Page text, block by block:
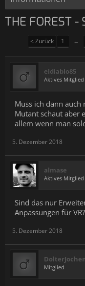
THE FOREST -
< Zurück 1 ←
eldiablo85
Aktives Mitglied
Muss ich dann
Mutant schaut aber
allem wenn man
5. Dezember 2018
almase
Aktives Mitglied
Sind das nur
Anpassungen für VR?
5. Dezember 2018
DolterJochen
Mitglied